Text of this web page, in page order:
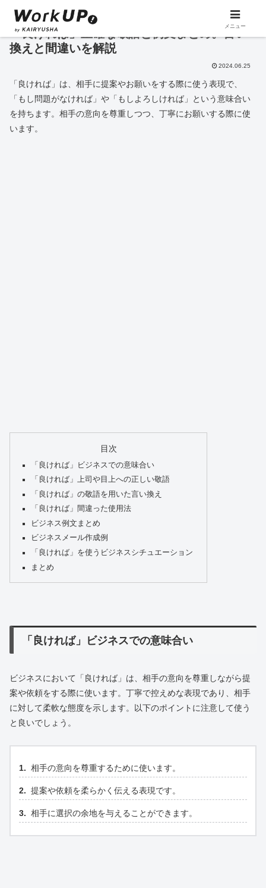
「良ければ」正確な敬語と例文まとめ。言い
換えと間違いを解説
2024.06.25
「良ければ」は、相手に提案やお願いをする際に使う表現で、
「もし問題がなければ」や「もしよろしければ」という意味合い
を持ちます。相手の意向を尊重しつつ、丁寧にお願いする際に使
います。
目次
「良ければ」ビジネスでの意味合い
「良ければ」上司や目上への正しい敬語
「良ければ」の敬語を用いた言い換え
「良ければ」間違った使用法
ビジネス例文まとめ
ビジネスメール作成例
「良ければ」を使うビジネスシチュエーション
まとめ
「良ければ」ビジネスでの意味合い
ビジネスにおいて「良ければ」は、相手の意向を尊重しながら提
案や依頼をする際に使います。丁寧で控えめな表現であり、相手
に対して柔軟な態度を示します。以下のポイントに注意して使う
と良いでしょう。
相手の意向を尊重するために使います。
提案や依頼を柔らかく伝える表現です。
相手に選択の余地を与えることができます。
メニュー